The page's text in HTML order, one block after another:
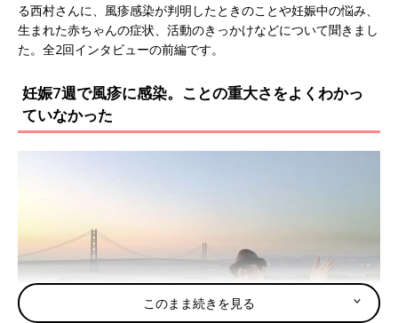
る西村さんに、風疹感染が判明したときのことや妊娠中の悩み、
生まれた赤ちゃんの症状、活動のきっかけなどについて聞きまし
た。全2回インタビューの前編です。
妊娠7週で風疹に感染。ことの重大さをよくわかっ
ていなかった
このまま続きを見る